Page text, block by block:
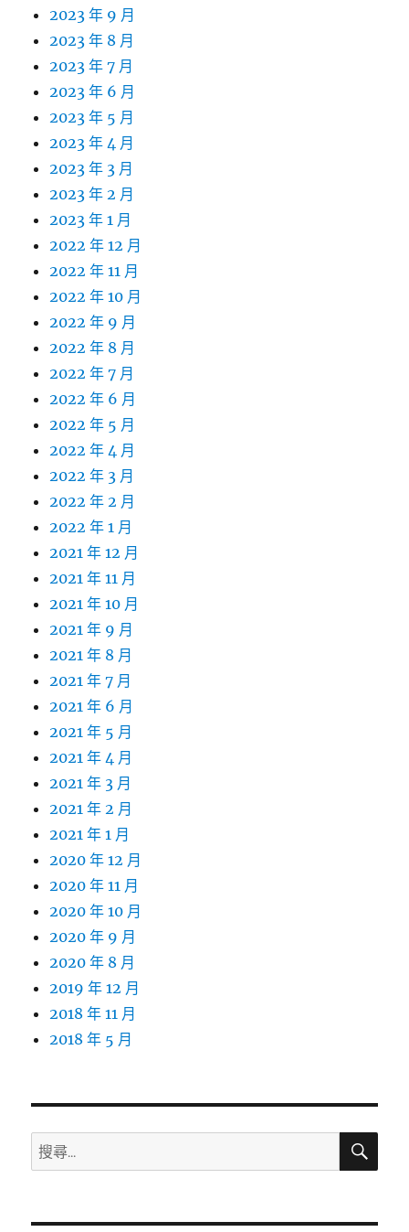
2023 年 9 月
2023 年 8 月
2023 年 7 月
2023 年 6 月
2023 年 5 月
2023 年 4 月
2023 年 3 月
2023 年 2 月
2023 年 1 月
2022 年 12 月
2022 年 11 月
2022 年 10 月
2022 年 9 月
2022 年 8 月
2022 年 7 月
2022 年 6 月
2022 年 5 月
2022 年 4 月
2022 年 3 月
2022 年 2 月
2022 年 1 月
2021 年 12 月
2021 年 11 月
2021 年 10 月
2021 年 9 月
2021 年 8 月
2021 年 7 月
2021 年 6 月
2021 年 5 月
2021 年 4 月
2021 年 3 月
2021 年 2 月
2021 年 1 月
2020 年 12 月
2020 年 11 月
2020 年 10 月
2020 年 9 月
2020 年 8 月
2019 年 12 月
2018 年 11 月
2018 年 5 月
搜
尋
鍵
搜